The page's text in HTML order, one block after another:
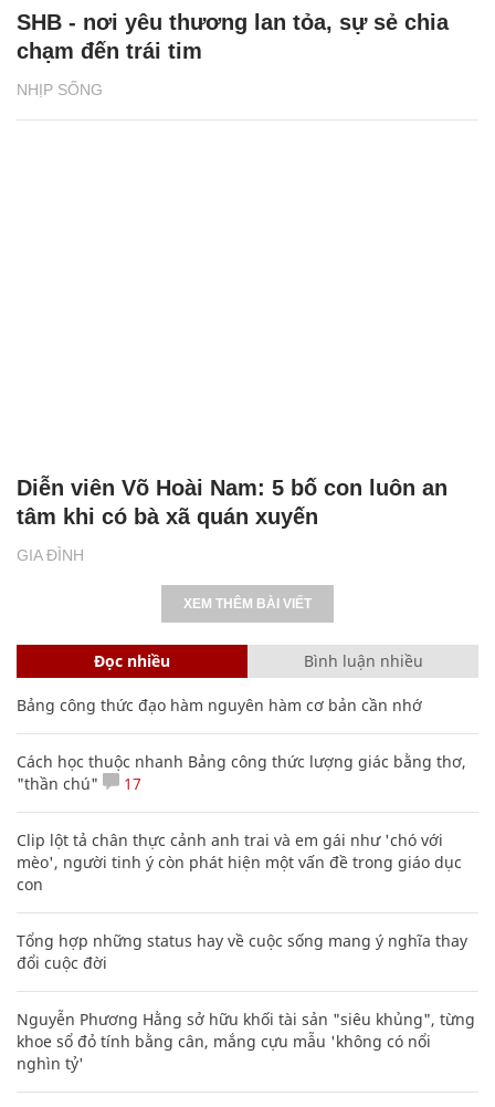
NHỊP SỐNG
SHB - nơi yêu thương lan tỏa, sự sẻ chia
chạm đến trái tim
GIA ĐÌNH
Diễn viên Võ Hoài Nam: 5 bố con luôn an
tâm khi có bà xã quán xuyến
XEM THÊM BÀI VIẾT
Đọc nhiều Bình luận nhiều
Bảng công thức đạo hàm nguyên hàm cơ bản cần nhớ
Cách học thuộc nhanh Bảng công thức lượng giác bằng thơ,
"thần chú"
17
Clip lột tả chân thực cảnh anh trai và em gái như 'chó với
mèo', người tinh ý còn phát hiện một vấn đề trong giáo dục
con
Tổng hợp những status hay về cuộc sống mang ý nghĩa thay
đổi cuộc đời
Nguyễn Phương Hằng sở hữu khối tài sản "siêu khủng", từng
khoe sổ đỏ tính bằng cân, mắng cựu mẫu 'không có nổi
nghìn tỷ'